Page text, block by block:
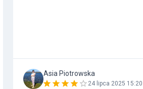
Asia Piotrowska
24 lipca 2025 15:20